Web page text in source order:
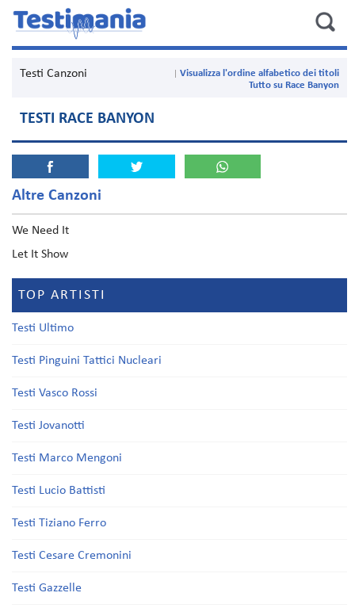
Testi Canzoni
Visualizza l'ordine alfabetico dei titoli
Tutto su Race Banyon
TESTI RACE BANYON
Altre Canzoni
We Need It
Let It Show
TOP ARTISTI
Testi Ultimo
Testi Pinguini Tattici Nucleari
Testi Vasco Rossi
Testi Jovanotti
Testi Marco Mengoni
Testi Lucio Battisti
Testi Tiziano Ferro
Testi Cesare Cremonini
Testi Gazzelle